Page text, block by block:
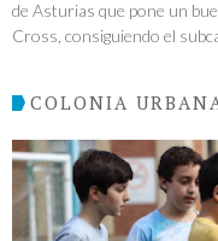
de Asturias que pone un
Cross, consiguiendo el
COLONIA